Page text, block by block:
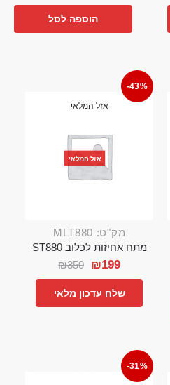
הוספה לסל
-43%
אזל המלאי
אזל המלאי
מק"ט: MLT880
מתח אחיזות לכלוב ST880
₪350 ₪199
שלח עדכון מלאי
-31%